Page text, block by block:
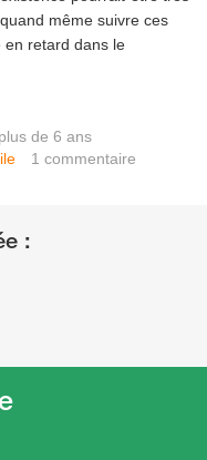
même suivre ces
en retard dans le
de 6 ans
1commentaire